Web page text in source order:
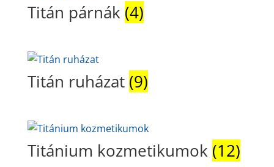
Titán párnák (4)
Titán ruházat (9)
Titánium kozmetikumok (12)